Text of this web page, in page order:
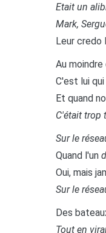
Etait un
Mark,
Leur credo
Au
C'est lui
Et quand
C'était trop
Sur le
Quand l'un
Oui, mais
Sur le
Des
Tout en